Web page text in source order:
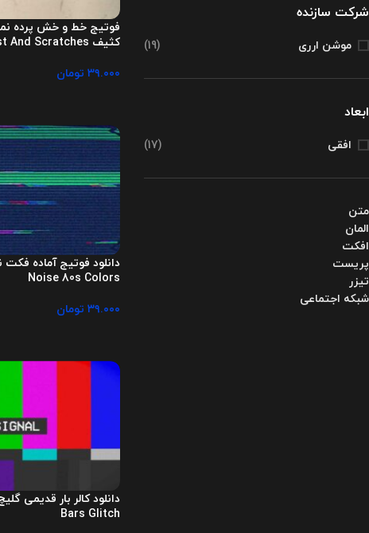
شرکت سازنده
موشن ارری (19)
ابعاد
افقی (17)
متن
المان
افکت
پریست
تیزر
شبکه اجتماعی
فوتیج خط و خش پرده
کثیف Vintage Film Dust And Scratches
۳۹.۰۰۰ تومان
Noise 80s Colors
۳۹.۰۰۰ تومان
Bars Glitch